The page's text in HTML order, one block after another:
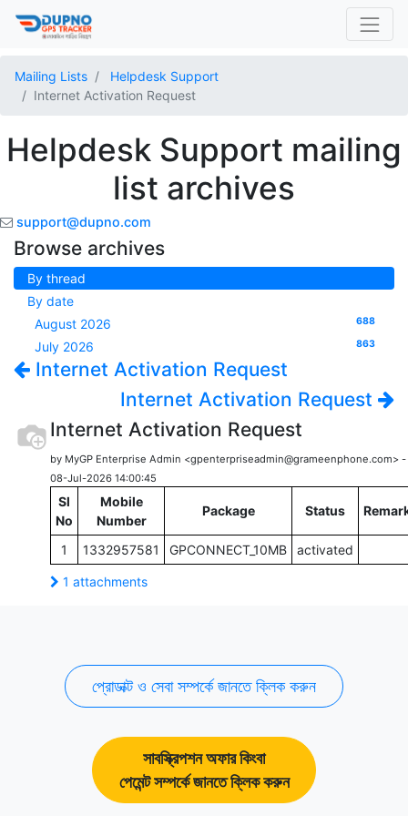
Mailing Lists
Helpdesk Support
Internet Activation Request
Helpdesk Support mailing
list archives
support@dupno.com
Browse archives
By thread
By date
August 2026
688
July 2026 863
Internet Activation Request
Internet Activation Request
Internet Activation Request
by MyGP Enterprise Admin <gpenterpriseadmin@grameenphone.com> -
08-Jul-2026 14:00:45
Sl
No
Mobile
Number
Package Status
1 1332957581 GPCONNECT_10MB activated
1 attachments
প্রোডাক্ট ও সেবা সম্পর্কে জানতে ক্লিক করুন
সাবস্ক্রিপশন অফার কিংবা
পেমেন্ট সম্পর্কে জানতে ক্লিক করুন